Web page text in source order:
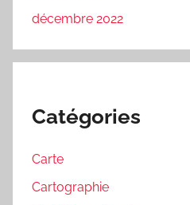
décembre 2022
Catégories
Carte
Cartographie